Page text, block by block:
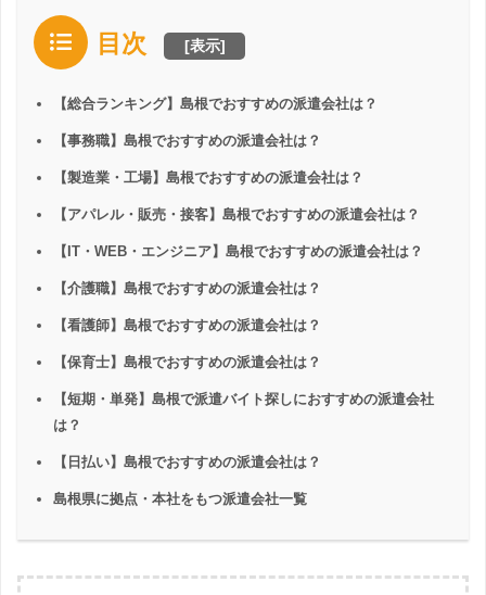
目次 [表示]
【総合ランキング】島根でおすすめの派遣会社は？
【事務職】島根でおすすめの派遣会社は？
【製造業・工場】島根でおすすめの派遣会社は？
【アパレル・販売・接客】島根でおすすめの派遣会社は？
【IT・WEB・エンジニア】島根でおすすめの派遣会社は？
【介護職】島根でおすすめの派遣会社は？
【看護師】島根でおすすめの派遣会社は？
【保育士】島根でおすすめの派遣会社は？
【短期・単発】島根で派遣バイト探しにおすすめの派遣会社
は？
【日払い】島根でおすすめの派遣会社は？
島根県に拠点・本社をもつ派遣会社一覧